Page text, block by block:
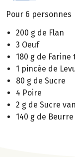
Pour 6 personnes
200 g de Flan
3 Oeuf
180 g de Farine
1 pincée de
80 g de Sucre
4 Poire
2 g de Sucre
140 g de Beurre